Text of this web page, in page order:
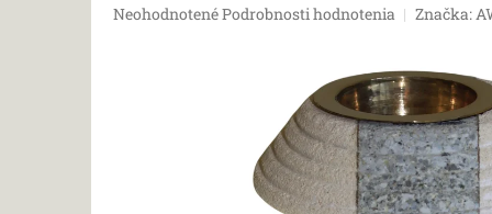
Priemerné
NeohodnotenéPodrobnosti hodnotenia Značka: